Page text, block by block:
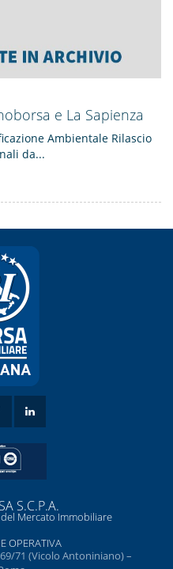
e La Sapienza
Ambientale Rilascio
da...
S.C.P.A.
Mercato Immobiliare
OPERATIVA
71 (Vicolo Antoniniano) –